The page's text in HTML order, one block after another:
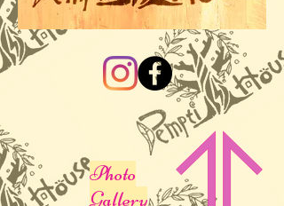
Photo
Gallery